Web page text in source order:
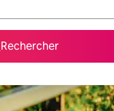
Rechercher